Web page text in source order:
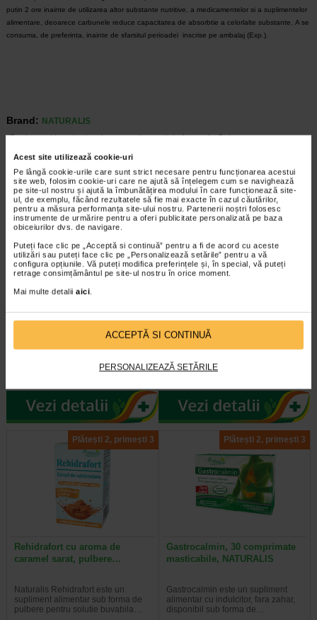
Acest site utilizează cookie-uri
Pe lângă cookie-urile care sunt strict necesare pentru funcționarea acestui
site web, folosim cookie-uri care ne ajută să înțelegem cum se navighează
pe site-ul nostru și ajută la îmbunătățirea modului în care funcționează site-
ul, de exemplu, făcând rezultatele să fie mai exacte în cazul căutărilor,
pentru a măsura performanța site-ului nostru. Partenerii noștri folosesc
instrumente de urmărire pentru a oferi publicitate personalizată pe baza
obiceiurilor dvs. de navigare.
Puteți face clic pe „Acceptă si continuă” pentru a fi de acord cu aceste
utilizări sau puteți face clic pe „Personalizează setările” pentru a vă
configura opțiunile. Vă puteți modifica preferințele și, în special, vă puteți
retrage consimțământul pe site-ul nostru în orice moment.
Mai multe detalii aici
ACCEPTĂ SI CONTINUĂ
PERSONALIZEAZĂ SETĂRILE
putin 2 ore inainte de utilizarea altor substante nutritive, a medicamentelor si a suplimentelor
alimentare, deoarece carbunele reduce capacitatea de absorbtie a celorlalte substante. A se
consuma, de preferinta, inainte de sfarsitul perioadei inscrise pe ambalaj (Exp.).
Brand: NATURALIS
*Pentru pret te asteptam in cea mai apropiata farmacie Catena
VEZI PRODUSE DIN ACEEASI CATEGORIE
Plătești 2, primești 3
Urosuport forte, 15 capsule,
Naturalis
manoza, extract din fructe de afin
american/merisor canadian si…
Plătești 2, primești 3
Tribulus 500, 60 capsule,
NATURALIS
supliment alimentar vegan, fara
gluten si fara organisme…
Plătești 2, primești 3
Rehidrafort cu aroma de
caramel sarat, pulbere…
Naturalis Rehidrafort este un
supliment alimentar sub forma de
pulbere pentru solutie buvabila…
Plătești 2, primești 3
Gastrocalmin, 30 comprimate
masticabile, NATURALIS
Gastrocalmin este un supliment
alimentar cu indulcitor, fara zahar,
disponibil sub forma de…